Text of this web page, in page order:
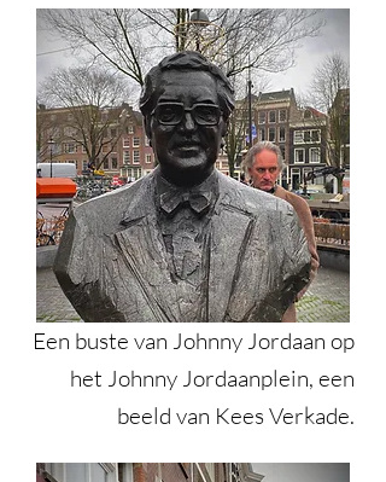
Een buste van Johnny Jordaan op
het Johnny Jordaanplein, een
beeld van Kees Verkade.